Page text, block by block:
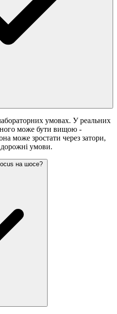
умовах. У реальних
може бути вищою -
може зростати через затори,
дорожні умови.
на шосе?